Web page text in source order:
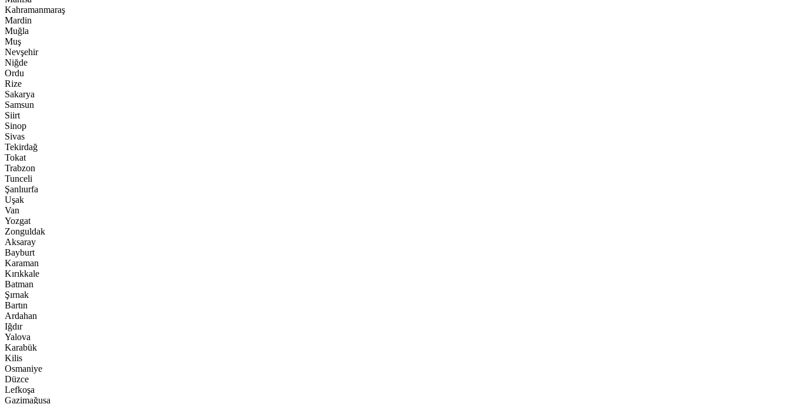
Kahramanmaraş
Mardin
Muğla
Muş
Nevşehir
Niğde
Ordu
Rize
Sakarya
Samsun
Siirt
Sinop
Sivas
Tekirdağ
Tokat
Trabzon
Tunceli
Şanlıurfa
Uşak
Van
Yozgat
Zonguldak
Aksaray
Bayburt
Karaman
Kırıkkale
Batman
Şırnak
Bartın
Ardahan
Iğdır
Yalova
Karabük
Kilis
Osmaniye
Düzce
Lefkoşa
Gazimağusa